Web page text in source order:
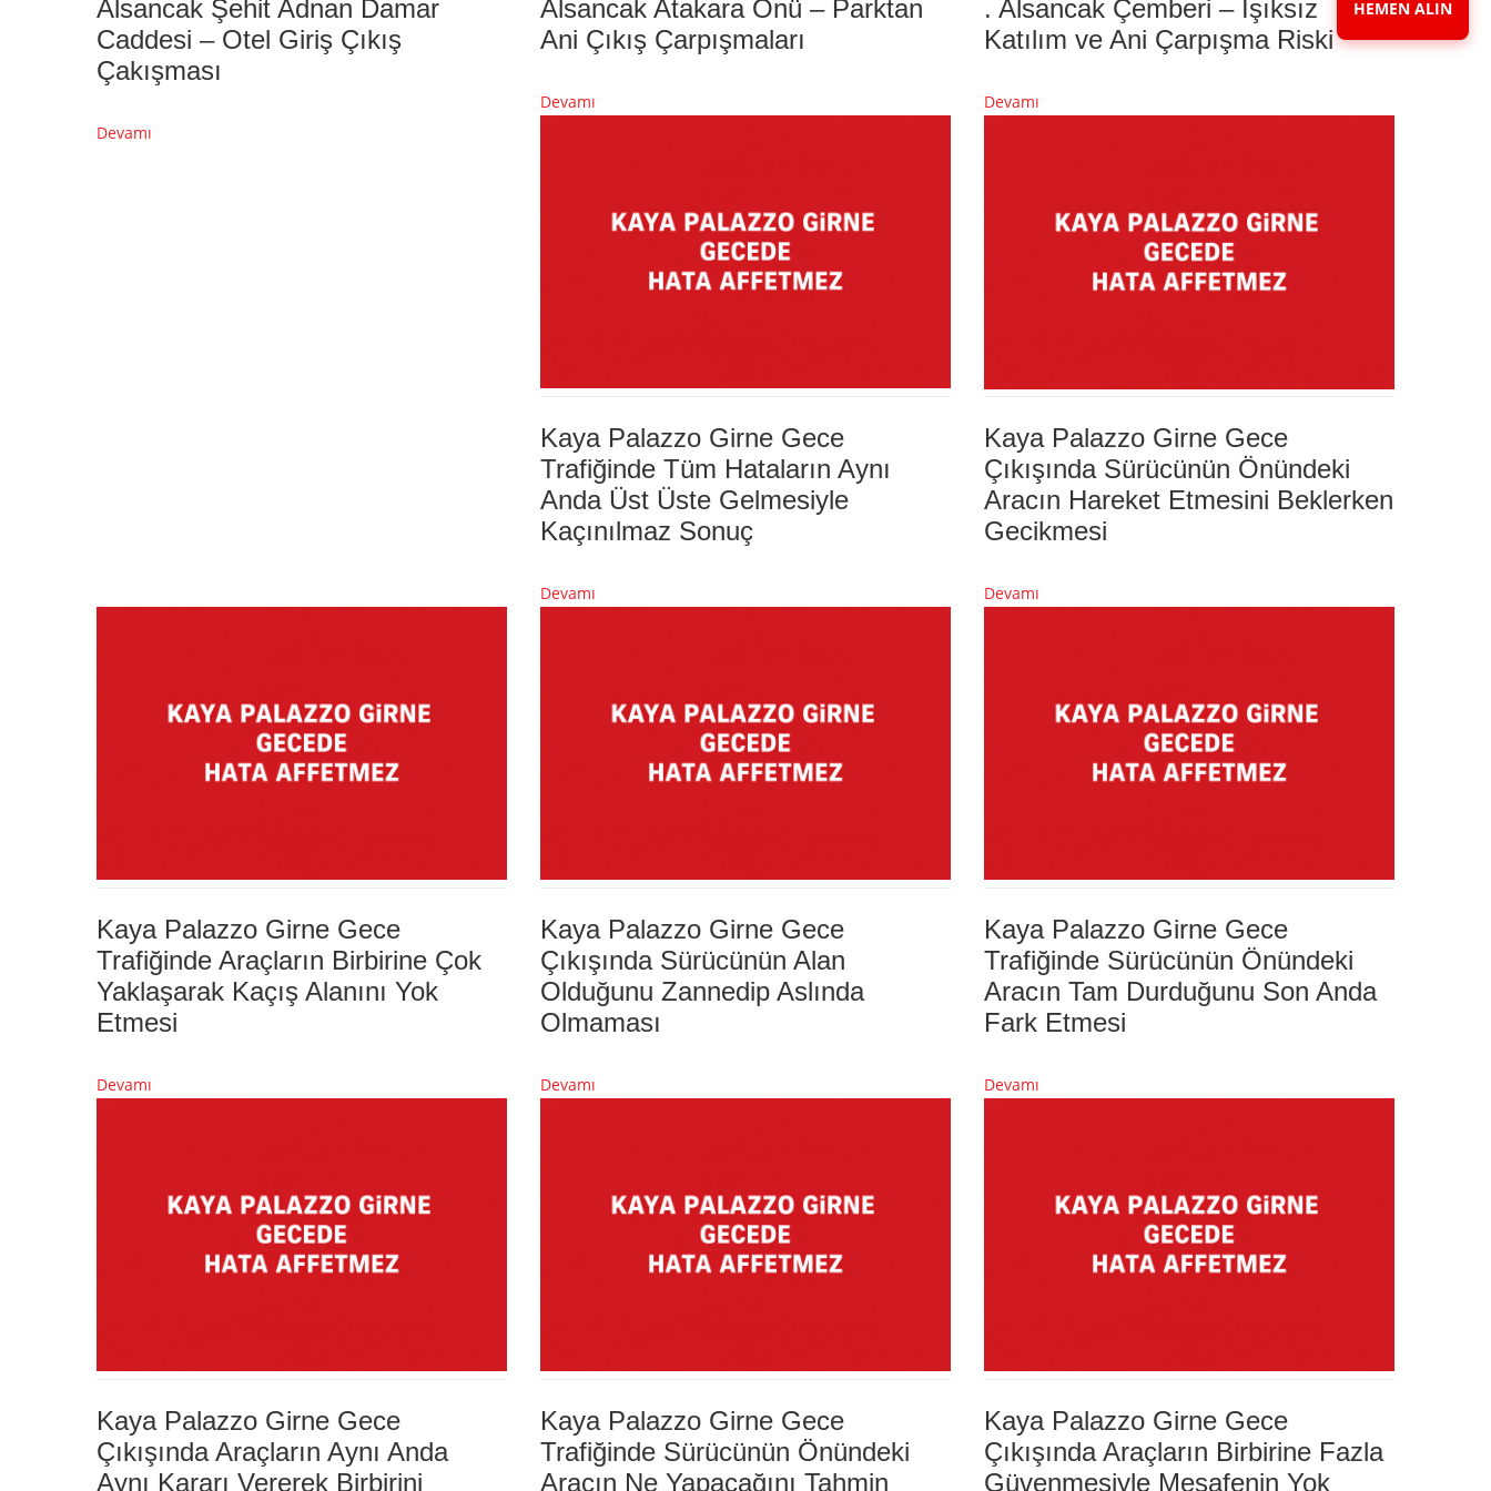
Alsancak Şehit Adnan Damar
Caddesi – Otel Giriş Çıkış
Çakışması
Devamı
Alsancak Atakara Önü – Parktan
Ani Çıkış Çarpışmaları
Devamı
. Alsancak Çemberi – Işıksız
Katılım ve Ani Çarpışma Riski
Devamı
Kaya Palazzo Girne Gece
Trafiğinde Tüm Hataların Aynı
Anda Üst Üste Gelmesiyle
Kaçınılmaz Sonuç
Devamı
Kaya Palazzo Girne Gece
Çıkışında Sürücünün Önündeki
Aracın Hareket Etmesini Beklerken
Gecikmesi
Devamı
Kaya Palazzo Girne Gece
Trafiğinde Araçların Birbirine Çok
Yaklaşarak Kaçış Alanını Yok
Etmesi
Devamı
Kaya Palazzo Girne Gece
Çıkışında Sürücünün Alan
Olduğunu Zannedip Aslında
Olmaması
Devamı
Kaya Palazzo Girne Gece
Trafiğinde Sürücünün Önündeki
Aracın Tam Durduğunu Son Anda
Fark Etmesi
Devamı
Kaya Palazzo Girne Gece
Çıkışında Araçların Aynı Anda
Aynı Kararı Vererek Birbirini
Kaya Palazzo Girne Gece
Trafiğinde Sürücünün Önündeki
Aracın Ne Yapacağını Tahmin
Kaya Palazzo Girne Gece
Çıkışında Araçların Birbirine Fazla
Güvenmesiyle Mesafenin Yok
HEMEN ALIN